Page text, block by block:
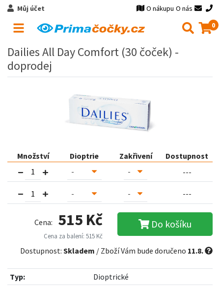
Můj účet O nákupu O nás
0
Dailies All Day Comfort (30 čoček) -
doprodej
Množství Dioptrie Zakřivení
Dostupnost
---
---
Cena: 515 Kč
Cena za balení: 515 Kč
Do košíku
Dostupnost: Skladem / Zboží Vám bude doručeno 11.8.
Typ:
Dioptrické